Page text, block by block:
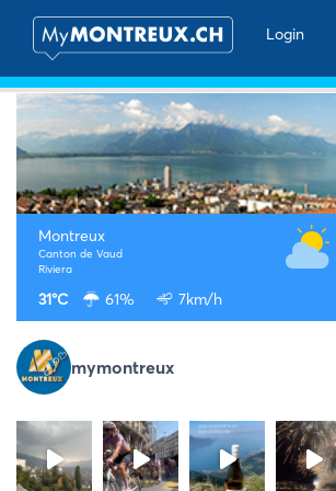
Login
Montreux
Canton de Vaud
Riviera
31°C 61% 7km/h
mymontreux